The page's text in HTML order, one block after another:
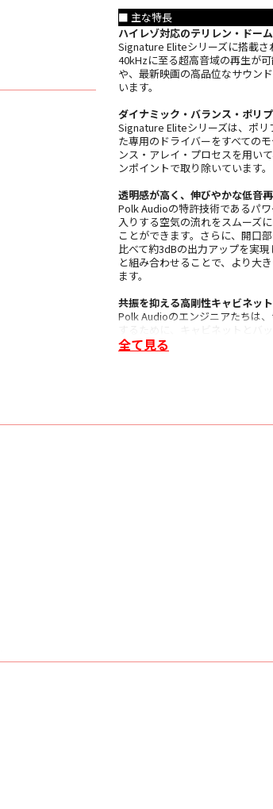
■ 主な特長
ハイレゾ対応のテリレン・ドー
Signature Eliteシリーズに搭載さ
40kHzに至る超高音域の再生が
や、最新映画の高品位なサウン
います。
ダイナミック・バランス・ポリ
Signature Eliteシリーズは、ポ
た専用のドライバーをすべての
ンス・アレイ・プロセスを用い
ンポイントで取り除いています。
透明感が高く、伸びやかな低音
Polk Audioの特許技術であるパ
入りする空気の流れをスムーズ
ことができます。さらに、開口
比べて約3dBの出力アップを実
と組み合わせることで、より大
ます。
共振を抑える高剛性キャビネット
Polk Audioのエンジニアたちは
するために、キャビネットとバ
努力を払いました。Signature
ッフルプレート背面へのガスケ
• プリメインアンプでもAVアン
全て見る